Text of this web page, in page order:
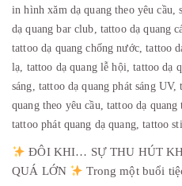
in hình xăm dạ quang theo yêu cầu,
dạ quang bar club, tattoo dạ quang
tattoo dạ quang chống nước,tattoo
lạ, tattoo dạ quang lễ hội,tattoo dạ
sáng, tattoo dạ quang phát sáng UV,
quang theo yêu cầu,tattoo dạ
tattoo phát quang dạ quang,tattoo
ĐÔI KHI… SỰ THU HÚT
QUÁ LỚN
Trong một buổi